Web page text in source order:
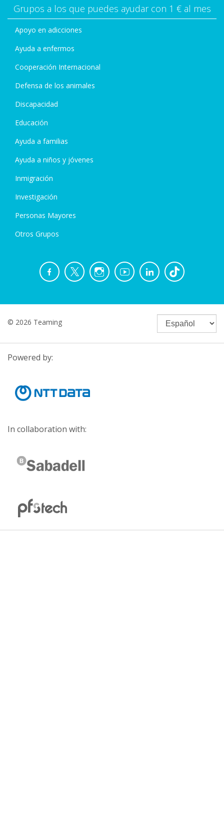
Grupos a los que puedes ayudar con 1 € al mes
Apoyo en adicciones
Ayuda a enfermos
Cooperación Internacional
Defensa de los animales
Discapacidad
Educación
Ayuda a familias
Ayuda a niños y jóvenes
Inmigración
Investigación
Personas Mayores
Otros Grupos
© 2026 Teaming
Powered by:
In collaboration with: